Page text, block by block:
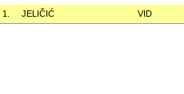
1. JELIČIĆ VID